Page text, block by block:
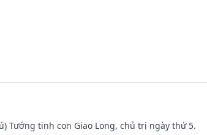
Tướng tinh con Giao Long, chủ trị ngày thứ 5.